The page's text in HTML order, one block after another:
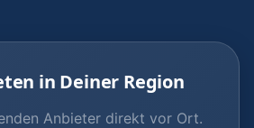
in Deiner Region
Anbieter direkt vor Ort.